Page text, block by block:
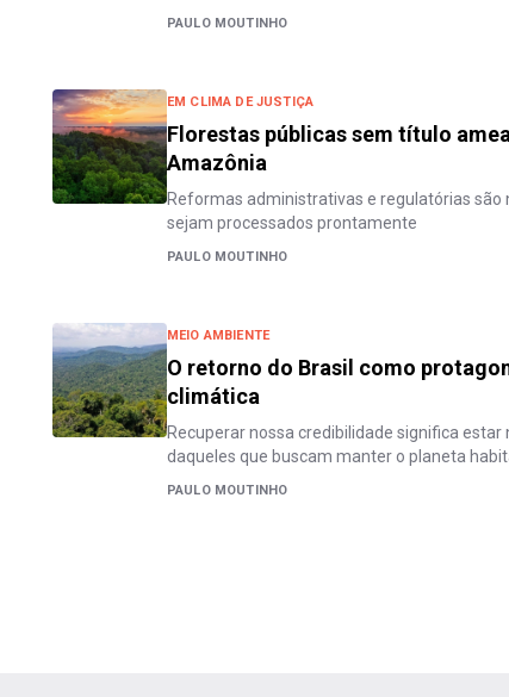
PAULO MOUTINHO
EM CLIMA DE JUSTIÇA
Florestas públicas sem título
Amazônia
Reformas administrativas e regulatórias
sejam processados prontamente
PAULO MOUTINHO
MEIO AMBIENTE
O retorno do Brasil como
climática
Recuperar nossa credibilidade significa
daqueles que buscam manter o planeta
PAULO MOUTINHO